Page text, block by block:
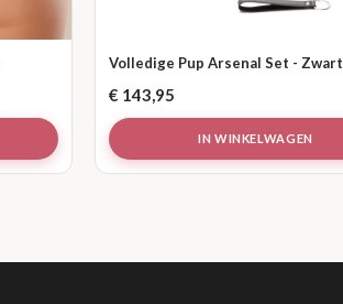
Volledige Pup Arsenal Set - Zwart
€ 143,95
IN WINKELWAGEN